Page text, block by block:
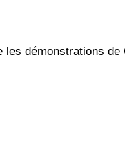
démonstrations de